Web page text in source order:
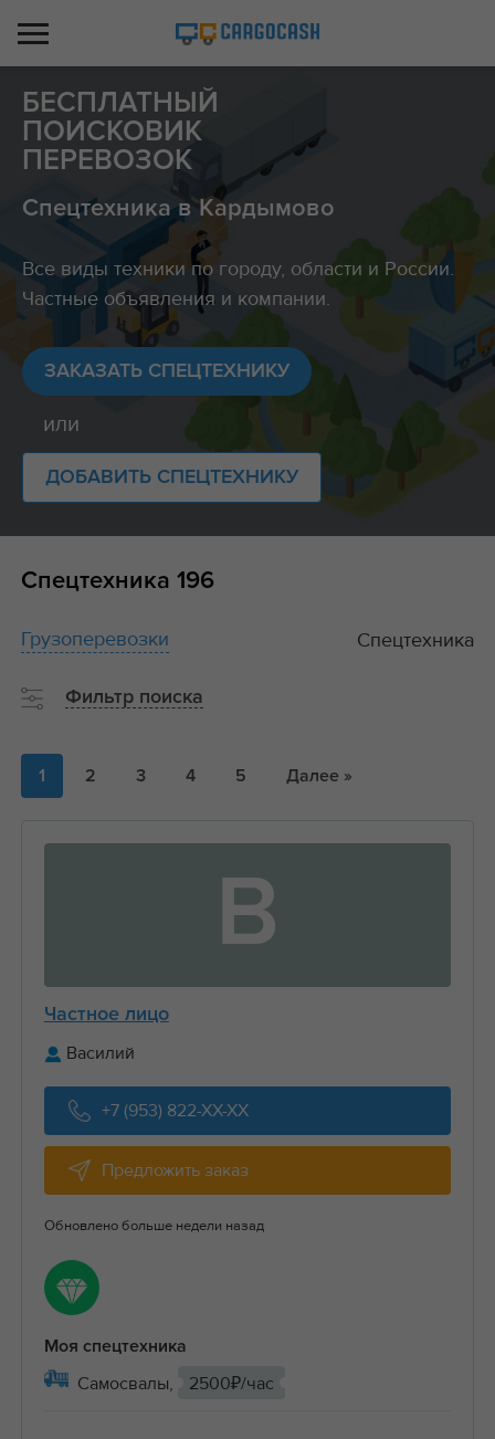
БЕСПЛАТНЫЙ
ПОИСКОВИК
ПЕРЕВОЗОК
Спецтехника в Кардымово
Все виды техники по городу, области и России.
Частные объявления и компании.
ЗАКАЗАТЬ СПЕЦТЕХНИКУ
или
ДОБАВИТЬ СПЕЦТЕХНИКУ
Спецтехника 196
1 2 3 4 5 Далее »
В
Частное лицо
Василий
+7 (953) 822-XX-XX
Предложить заказ
Обновлено больше недели назад
Моя спецтехника
Самосвалы, 2500₽/час
Грузоперевозки Спецтехника
Фильтр поиска